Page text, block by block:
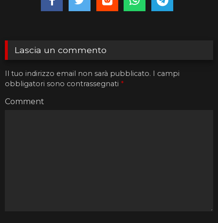
Lascia un commento
Il tuo indirizzo email non sarà pubblicato. I campi
obbligatori sono contrassegnati *
Comment